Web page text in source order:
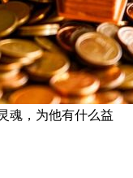
魂，为他有什么益